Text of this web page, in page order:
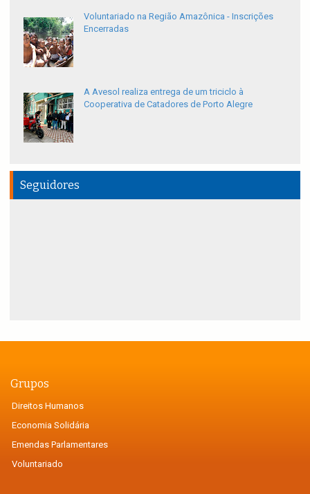
Voluntariado na Região Amazônica - Inscrições
Encerradas
A Avesol realiza entrega de um triciclo à
Cooperativa de Catadores de Porto Alegre
Seguidores
Grupos
Direitos Humanos
Economia Solidária
Emendas Parlamentares
Voluntariado